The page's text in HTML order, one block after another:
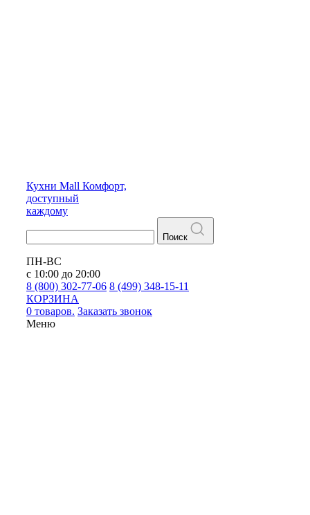
Кухни Mall Комфорт,
доступный
каждому
Поиск
ПН-ВС
с 10:00 до 20:00
8 (800) 302-77-06 8 (499) 348-15-11
КОРЗИНА
0 товаров. Заказать звонок
Меню